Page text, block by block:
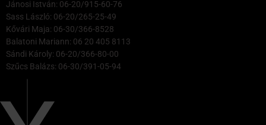
Jánosi István: 06-20/915-60-76
Sass László: 06-20/265-25-49
Kővári Maja: 06-30/366-8528
Balatoni Mariann: 06 20 405 8113
Sándi Károly: 06-20/366-80-00
Szűcs Balázs: 06-30/391-05-94